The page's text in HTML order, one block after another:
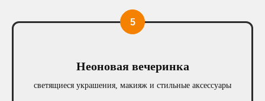
Неоновая вечеринка
светящиеся украшения, макияж и стильные аксессуары
SENO, этаж 3, Санкт-Петербург,
Россия
Отдел продаж на связи с 10:00 до 23:00